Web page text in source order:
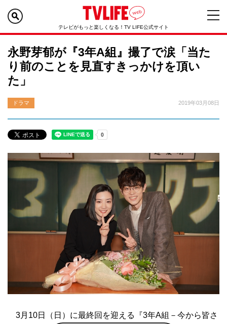
テレビがもっと楽しくなる！TV LIFE公式サイト
永野芽郁が『3年A組』撮了で涙「当た
り前のことを見直すきっかけを頂い
た」
ドラマ 2019年03月08日
3月10日（日）に最終回を迎える『3年A組－今から皆さ